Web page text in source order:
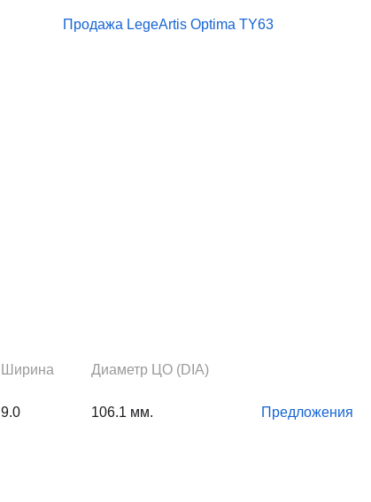
Продажа LegeArtis Optima TY63
Ширина Диаметр ЦО (DIA)
9.0 106.1 мм. Предложения